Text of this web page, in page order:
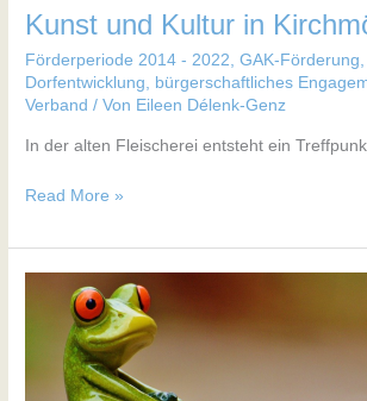
Kunst und Kultur in
Förderperiode 2014 - 2022,GAK-Förderung,
Dorfentwicklung, bürgerschaftliches
Verband / Von Eileen Délenk-Genz
In der alten Fleischerei entsteht ein
Read More »
Scheunentor
Hofentwässerung
Zixdorf